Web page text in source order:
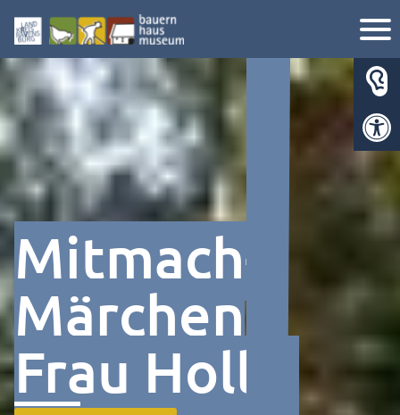
Mitmach-
Märchen
Frau Holle